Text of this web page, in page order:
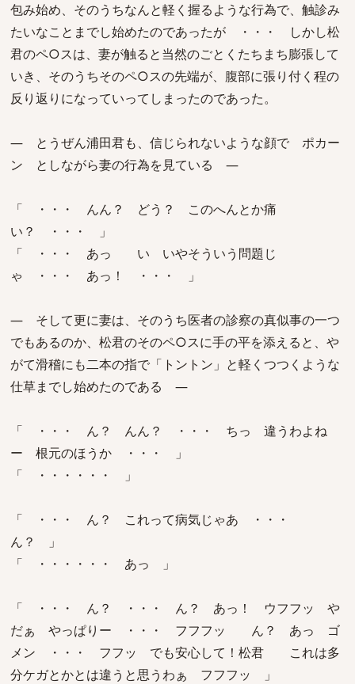
包み始め、そのうちなんと軽く握るような行為で、触診み
たいなことまでし始めたのであったが ・・・ しかし松
君のペ○スは、妻が触ると当然のごとくたちまち膨張して
いき、そのうちそのペ○スの先端が、腹部に張り付く程の
反り返りになっていってしまったのであった。
― とうぜん浦田君も、信じられないような顔で ポカー
ン としながら妻の行為を見ている ―
「 ・・・ んん？ どう？ このへんとか痛
い？ ・・・ 」
「 ・・・ あっ い いやそういう問題じ
ゃ ・・・ あっ！ ・・・ 」
― そして更に妻は、そのうち医者の診察の真似事の一つ
でもあるのか、松君のそのペ○スに手の平を添えると、や
がて滑稽にも二本の指で「トントン」と軽くつつくような
仕草までし始めたのである ―
「 ・・・ ん？ んん？ ・・・ ちっ 違うわよね
ー 根元のほうか ・・・ 」
「 ・・・・・・ 」
「 ・・・ ん？ これって病気じゃあ ・・・
ん？ 」
「 ・・・・・・ あっ 」
「 ・・・ ん？ ・・・ ん？ あっ！ ウフフッ や
だぁ やっぱりー ・・・ フフフッ ん？ あっ ゴ
メン ・・・ フフッ でも安心して！松君 これは多
分ケガとかとは違うと思うわぁ フフフッ 」